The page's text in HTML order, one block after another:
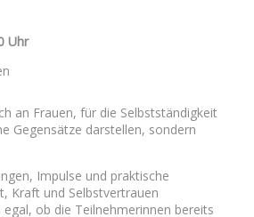
Uhr
an Frauen, für die Selbstständigkeit
Gegensätze darstellen, sondern
Impulse und praktische
Kraft und Selbstvertrauen
ob die Teilnehmerinnen bereits